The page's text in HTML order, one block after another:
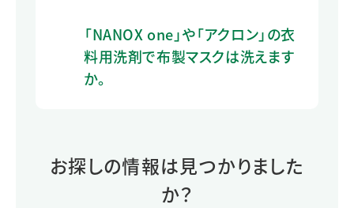
「NANOX one」や「アクロン」の衣
料用洗剤で布製マスクは洗えます
か。
お探しの情報は見つかりました
か？